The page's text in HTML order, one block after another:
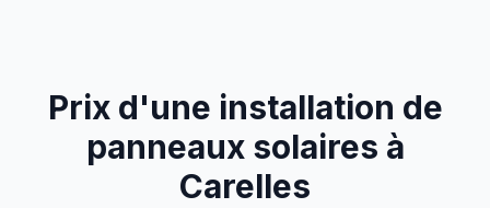
Prix d'une installation de
panneaux solaires à
Carelles